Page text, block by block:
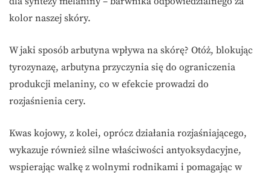
kolor naszej skóry.
W jaki sposób arbutyna wpływa na skórę? Otóż, blokując
tyrozynazę, arbutyna przyczynia się do ograniczenia
produkcji melaniny, co w efekcie prowadzi do
rozjaśnienia cery.
Kwas kojowy, z kolei, oprócz działania rozjaśniającego,
wykazuje również silne właściwości antyoksydacyjne,
wspierając walkę z wolnymi rodnikami i pomagając w